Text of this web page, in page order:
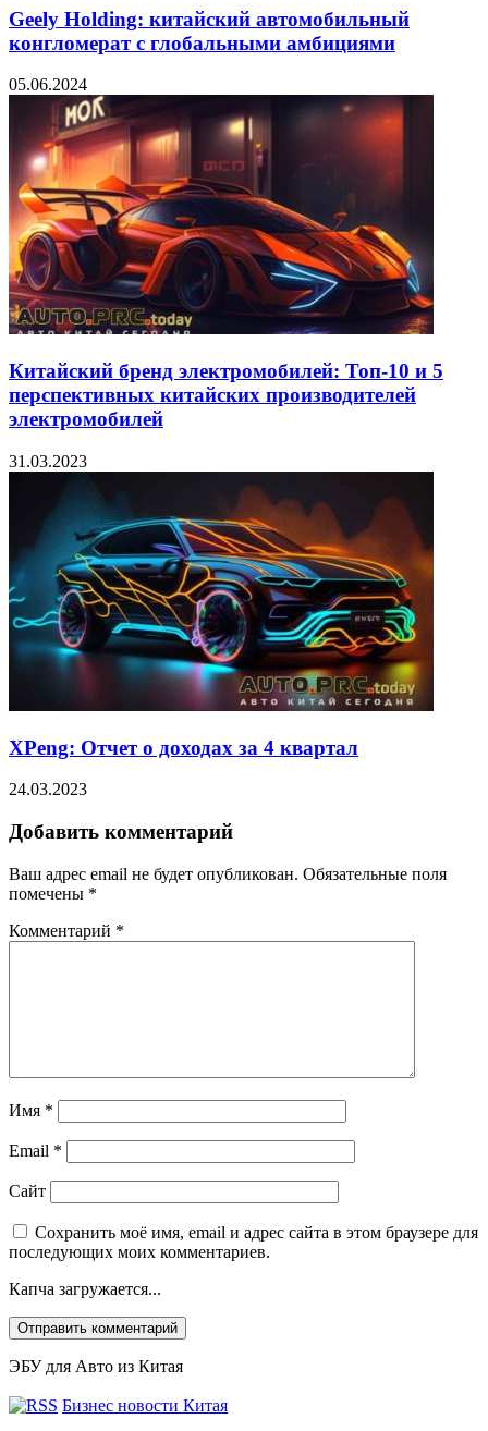
Geely Holding: китайский автомобильный
конгломерат с глобальными амбициями
05.06.2024
Китайский бренд электромобилей: Топ-10 и 5
перспективных китайских производителей
электромобилей
31.03.2023
XPeng: Отчет о доходах за 4 квартал
24.03.2023
Добавить комментарий
Ваш адрес email не будет опубликован. Обязательные поля
помечены *
Комментарий *
Имя *
Email *
Сайт
Сохранить моё имя, email и адрес сайта в этом браузере для
последующих моих комментариев.
Капча загружается...
ЭБУ для Авто из Китая
Бизнес новости Китая